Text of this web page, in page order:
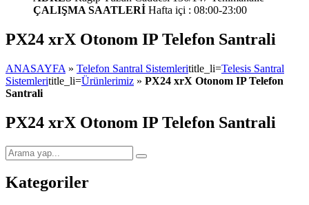
ÇALIŞMA SAATLERİ Hafta içi : 08:00-23:00
PX24 xrX Otonom IP Telefon Santrali
ANASAYFA » Telefon Santral Sistemlerititle_li=Telesis Santral
Sistemlerititle_li=Ürünlerimiz » PX24 xrX Otonom IP Telefon
Santrali
PX24 xrX Otonom IP Telefon Santrali
Kategoriler